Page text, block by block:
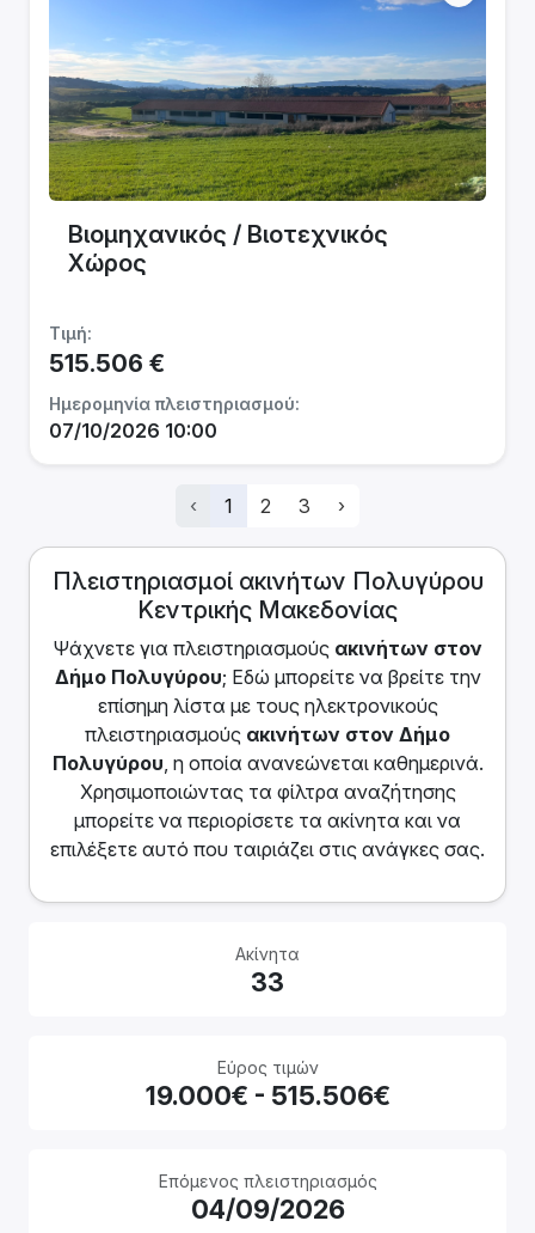
Βιομηχανικός / Βιοτεχνικός
Χώρος
Τιμή:
515.506 €
Ημερομηνία πλειστηριασμού:
07/10/2026 10:00
‹ 1 2 3 ›
Πλειστηριασμοί ακινήτων Πολυγύρου
Κεντρικής Μακεδονίας
Ψάχνετε για πλειστηριασμoύς ακινήτων στον
Δήμο Πολυγύρου; Εδώ μπορείτε να βρείτε την
επίσημη λίστα με τους ηλεκτρονικούς
πλειστηριασμούς ακινήτων στον Δήμο
Πολυγύρου , η οποία ανανεώνεται καθημερινά.
Χρησιμοποιώντας τα φίλτρα αναζήτησης
μπορείτε να περιορίσετε τα ακίνητα και να
επιλέξετε αυτό που ταιριάζει στις ανάγκες σας.
Ακίνητα
33
Εύρος τιμών
19.000€ - 515.506€
Επόμενος πλειστηριασμός
04/09/2026